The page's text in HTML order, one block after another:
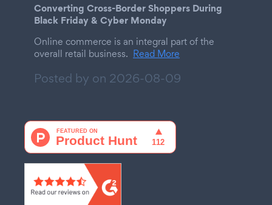
Converting Cross-Border Shoppers During
Black Friday & Cyber Monday
Online commerce is an integral part of the
overall retail business. Read More
Posted by on 2026-08-09